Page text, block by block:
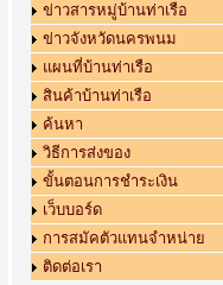
ข่าวสารหมู่บ้านท่าเรือ
ข่าวจังหวัดนครพนม
แผนที่บ้านท่าเรือ
สินค้าบ้านท่าเรือ
ค้นหา
วิธีการส่งของ
ขั้นตอนการชำระเงิน
เว็บบอร์ด
การสมัคตัวแทนจำหน่าย
ติดต่อเรา